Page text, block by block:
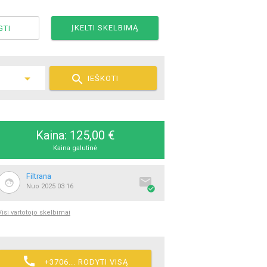
ĮKELTI SKELBIMĄ
 IEŠKOTI
Kaina: 125,00 €
Kaina galutinė
Filtrana
Nuo 2025 03 16 

vartotojo skelbimai
 +3706... RODYTI VISĄ